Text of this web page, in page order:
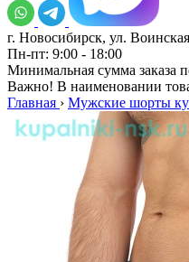
г. Новосибирск, ул.
Пн-пт: 9:00 - 18:00
Минимальная сумма заказа
Важно! В наименовании
Главная › Мужские шорты